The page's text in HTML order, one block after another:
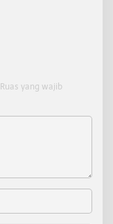
Ruas yang wajib